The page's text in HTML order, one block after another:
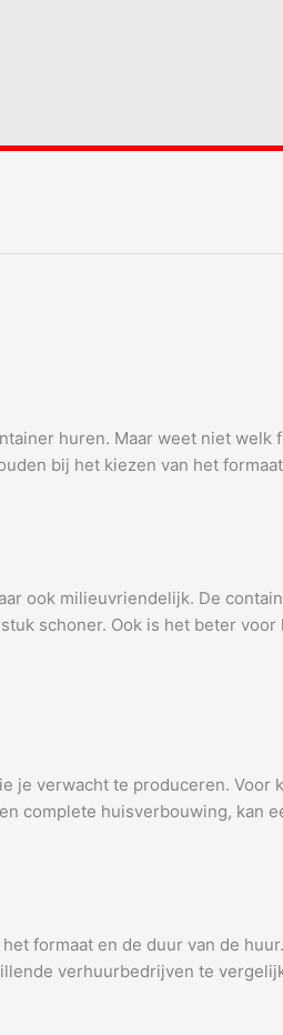
huren. Maar weet niet
bij het kiezen van het
ook milieuvriendelijk. De
schoner. Ook is het beter
je verwacht te produceren.
complete huisverbouwing, kan
formaat en de duur van de
verhuurbedrijven te